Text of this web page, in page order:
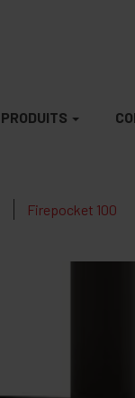
PRODUITS
Firepocket 100